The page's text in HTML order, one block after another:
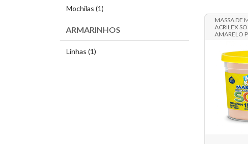
Mochilas (1)
ARMARINHOS
Linhas (1)
MASSA DE
ACRILEX
AMARELO